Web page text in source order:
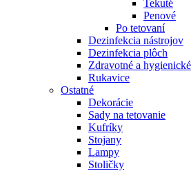
Tekuté
Penové
Po tetovaní
Dezinfekcia nástrojov
Dezinfekcia plôch
Zdravotné a
Rukavice
Ostatné
Dekorácie
Sady na tetovanie
Kufríky
Stojany
Lampy
Stoličky